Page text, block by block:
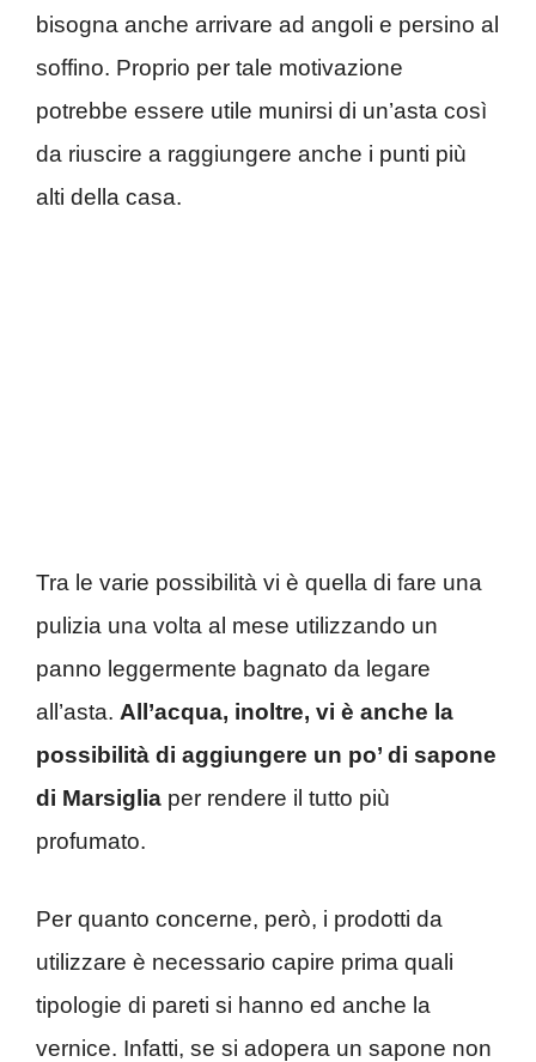
bisogna anche arrivare ad angoli e persino al
soffino. Proprio per tale motivazione
potrebbe essere utile munirsi di un’asta così
da riuscire a raggiungere anche i punti più
alti della casa.
Tra le varie possibilità vi è quella di fare una
pulizia una volta al mese utilizzando un
panno leggermente bagnato da legare
all’asta. All’acqua, inoltre, vi è anche la
possibilità di aggiungere un po’ di sapone
di Marsiglia per rendere il tutto più
profumato.
Per quanto concerne, però, i prodotti da
utilizzare è necessario capire prima quali
tipologie di pareti si hanno ed anche la
vernice. Infatti, se si adopera un sapone non